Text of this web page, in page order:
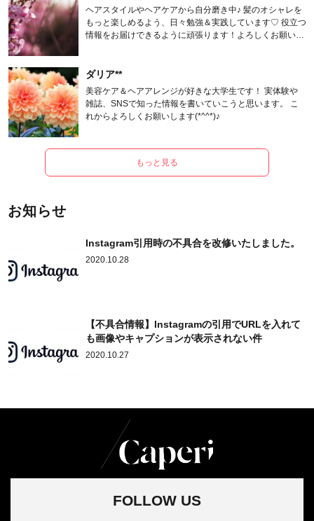
ヘアスタイルやヘアケアから自分磨き中♪ 髪のオシャレを
もっと楽しめるよう、日々勉強＆実践しています♡ 役立つ
情報をお届けできるように頑張ります！よろしくお願いし
ダリア**
美容ケア＆ヘアアレンジが好きな大学生です！ 実体験や
雑誌、SNSで知った情報を書いていこうと思います。 こ
れからよろしくお願いします(*^^*)♪
もっと見る
お知らせ
Instagram引用時の不具合を改修いたしました。
2020.10.28
【不具合情報】Instagramの引用でURLを入れて
も画像やキャプションが表示されない件
2020.10.27
FOLLOW US